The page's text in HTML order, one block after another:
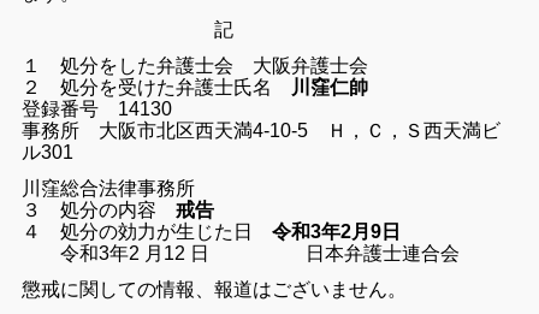
記
１ 処分をした弁護士会 大阪弁護士会
２ 処分を受けた弁護士氏名
川窪仁帥
登録番号 14130
事務所 大阪市北区西天満4-10-5 Ｈ，Ｃ，Ｓ西天満ビ
ル301
川窪総合法律事務所
３ 処分の内容戒告
４ 処分の効力が生じた日令和3年2月9日
令和3年2 月12 日 日本弁護士連合会
懲戒に関しての情報、報道はございません。